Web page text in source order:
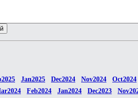
Jan2025 Dec2024 Nov2024
Oct2024
Feb2024 Jan2024 Dec2023